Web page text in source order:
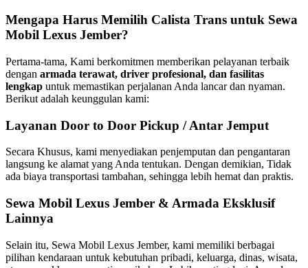
Mengapa Harus Memilih Calista Trans untuk Sewa
Mobil Lexus Jember?
Pertama-tama, Kami berkomitmen memberikan pelayanan terbaik
dengan armada terawat, driver profesional, dan fasilitas
lengkap untuk memastikan perjalanan Anda lancar dan nyaman.
Berikut adalah keunggulan kami:
Layanan Door to Door Pickup / Antar Jemput
Secara Khusus, kami menyediakan penjemputan dan pengantaran
langsung ke alamat yang Anda tentukan. Dengan demikian, Tidak
ada biaya transportasi tambahan, sehingga lebih hemat dan praktis.
Sewa Mobil Lexus Jember & Armada Eksklusif
Lainnya
Selain itu, Sewa Mobil Lexus Jember, kami memiliki berbagai
pilihan kendaraan untuk kebutuhan pribadi, keluarga, dinas, wisata,